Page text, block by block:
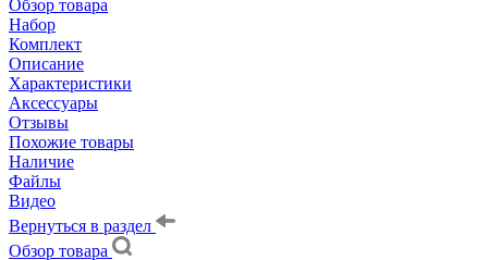
Обзор товара
Набор
Комплект
Описание
Характеристики
Аксессуары
Отзывы
Похожие товары
Наличие
Файлы
Видео
Вернуться в раздел
Обзор товара